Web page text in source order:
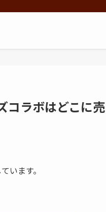
コラボはどこに
います。